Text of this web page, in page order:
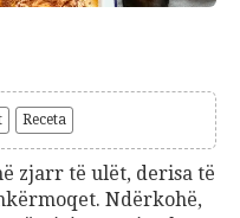
Receta
zjarr të ulët, derisa të
Ndërkohë,